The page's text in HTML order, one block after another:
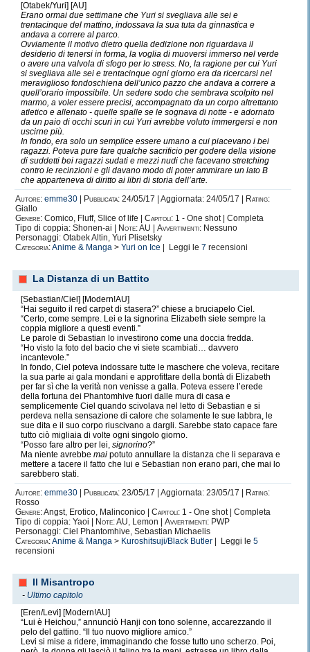
[Otabek/Yuri] [AU]
Erano ormai due settimane che Yuri si svegliava alle sei e
trentacinque del mattino, indossava la sua tuta da ginnastica e
andava a correre al parco.
Ovviamente il motivo dietro quella dedizione non riguardava il
desiderio di tenersi in forma, la voglia di muoversi immerso nel verde
o avere una valvola di sfogo per lo stress. No, la ragione per cui Yuri
si svegliava alle sei e trentacinque ogni giorno era da ricercarsi nel
meraviglioso fondoschiena dell’unico pazzo che andava a correre a
quell’orario impossibile. Un sedere sodo che sembrava scolpito nel
marmo, a voler essere precisi, accompagnato da un corpo altrettanto
atletico e allenato - quelle spalle se le sognava di notte - e adornato
da un paio di occhi scuri in cui Yuri avrebbe voluto immergersi e non
uscirne più.
In fondo, era solo un semplice essere umano a cui piacevano i bei
ragazzi. Poteva pure fare qualche sacrificio per godere della visione
di suddetti bei ragazzi sudati e mezzi nudi che facevano stretching
contro le recinzioni e gli davano modo di poter ammirare un lato B
che apparteneva di diritto ai libri di storia dell’arte.
Autore: emme30 Pubblicata: 24/05/17 | Aggiornata: 24/05/17 |
Rating:
Giallo
Genere: Comico, Fluff, Slice of life | Capitoli: 1 - One shot | Completa
Tipo di coppia: Shonen-ai |
Note:AU | Avvertimenti: Nessuno
Personaggi: Otabek Altin, Yuri Plisetsky
Categoria:Anime & Manga > Yuri on Ice | Leggi le 7 recensioni
La Distanza di un Battito
[Sebastian/Ciel] [Modern!AU]
“Hai seguito il red carpet di stasera?” chiese a bruciapelo Ciel.
“Certo, come sempre. Lei e la signorina Elizabeth siete sempre la
coppia migliore a questi eventi.”
Le parole di Sebastian lo investirono come una doccia fredda.
“Ho visto la foto del bacio che vi siete scambiati… davvero
incantevole.”
In fondo, Ciel poteva indossare tutte le maschere che voleva, recitare
la sua parte ai gala mondani e approfittare della bontà di Elizabeth
per far sì che la verità non venisse a galla. Poteva essere l’erede
della fortuna dei Phantomhive fuori dalle mura di casa e
semplicemente Ciel quando scivolava nel letto di Sebastian e si
perdeva nella sensazione di calore che solamente le sue labbra, le
sue dita e il suo corpo riuscivano a dargli. Sarebbe stato capace fare
tutto ciò migliaia di volte ogni singolo giorno.
“Posso fare altro per lei, signorino?”
Ma niente avrebbe mai potuto annullare la distanza che li separava e
mettere a tacere il fatto che lui e Sebastian non erano pari, che mai lo
sarebbero stati.
Autore: emme30 Pubblicata: 23/05/17 | Aggiornata: 23/05/17 |
Rating:
Rosso
Genere:Angst, Erotico, Malinconico | Capitoli: 1 - One shot | Completa
Tipo di coppia: Yaoi |
Note:AU, Lemon | Avvertimenti: PWP
Personaggi: Ciel Phantomhive, Sebastian Michaelis
Categoria:Anime & Manga > Kuroshitsuji/Black Butler | Leggi le 5
recensioni
Il Misantropo
- Ultimo capitolo
[Eren/Levi] [Modern!AU]
“Lui è Heichou,” annunciò Hanji con tono solenne, accarezzando il
pelo del gattino. “Il tuo nuovo migliore amico.”
Levi si mise a ridere, immaginando che fosse tutto uno scherzo. Poi,